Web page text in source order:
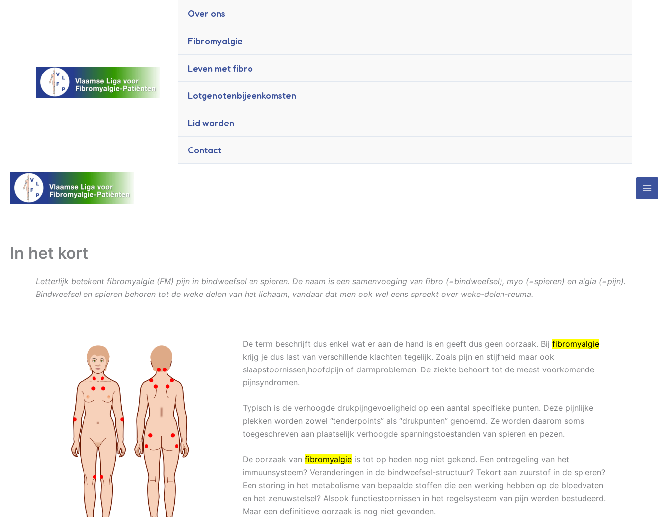
Over ons
Fibromyalgie
Leven met fibro
Lotgenotenbijeenkomsten
Lid worden
Contact
In het kort
Letterlijk betekent fibromyalgie (FM) pijn in bindweefsel en spieren. De naam is een samenvoeging van fibro (=bindweefsel), myo (=spieren) en algia (=pijn).
Bindweefsel en spieren behoren tot de weke delen van het lichaam, vandaar dat men ook wel eens spreekt over weke-delen-reuma.
De term beschrijft dus enkel wat er aan de hand is en geeft dus geen oorzaak. Bij fibromyalgie
krijg je dus last van verschillende klachten tegelijk. Zoals pijn en stijfheid maar ook
slaapstoornissen,hoofdpijn of darmproblemen. De ziekte behoort tot de meest voorkomende
pijnsyndromen.
Typisch is de verhoogde drukpijngevoeligheid op een aantal specifieke punten. Deze pijnlijke
plekken worden zowel “tenderpoints” als “drukpunten” genoemd. Ze worden daarom soms
toegeschreven aan plaatselijk verhoogde spanningstoestanden van spieren en pezen.
De oorzaak van fibromyalgieis tot op heden nog niet gekend. Een ontregeling van het
immuunsysteem? Veranderingen in de bindweefsel-structuur? Tekort aan zuurstof in de spieren?
Een storing in het metabolisme van bepaalde stoffen die een werking hebben op de bloedvaten
en het zenuwstelsel? Alsook functiestoornissen in het regelsysteem van pijn werden bestudeerd.
Maar een definitieve oorzaak is nog niet gevonden.